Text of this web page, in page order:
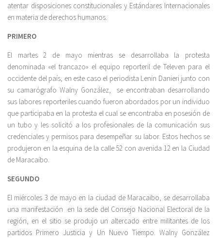
atentar disposiciones constitucionales y Estándares Internacionales
en materia de derechos humanos.
PRIMERO
El martes 2 de mayo mientras se desarrollaba la protesta
denominada «el trancazo» el equipo reporteril de Televen para el
occidente del país, en este caso el periodista Lenin Danieri junto con
su camarógrafo Walny González, se encontraban desarrollando
sus labores reporteriles cuando fueron abordados por un individuo
que participaba en la protesta el cual se encontraba en posesión de
un tubo y les solicitó a los profesionales de la comunicación sus
credenciales y permisos para desempeñar su labor. Estos hechos se
produjeron en la esquina de la calle 52 con avenida 12 en la Ciudad
de Maracaibo.
SEGUNDO
El miércoles 3 de mayo en la ciudad de Maracaibo, se desarrollaba
una manifestación en la sede del Consejo Nacional Electoral de la
región, en el sitio se produjo un altercado entre militantes de los
partidos Primero Justicia y Un Nuevo Tiempo. Walny González